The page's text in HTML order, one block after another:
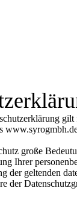
große
Ihrer
der geltenden
der